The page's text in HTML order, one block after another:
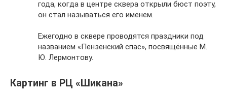
года, когда в центре сквера открыли бюст поэту,
он стал называться его именем.
Ежегодно в сквере проводятся праздники под
названием «Пензенский спас», посвящённые М.
Ю. Лермонтову.
Картинг в РЦ «Шикана»